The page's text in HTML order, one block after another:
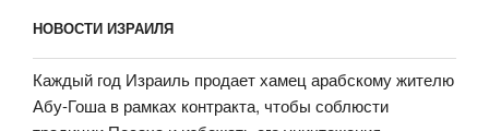
НОВОСТИ ИЗРАИЛЯ
Каждый год Израиль продает хамец арабскому жителю
Абу-Гоша в рамках контракта, чтобы соблюсти